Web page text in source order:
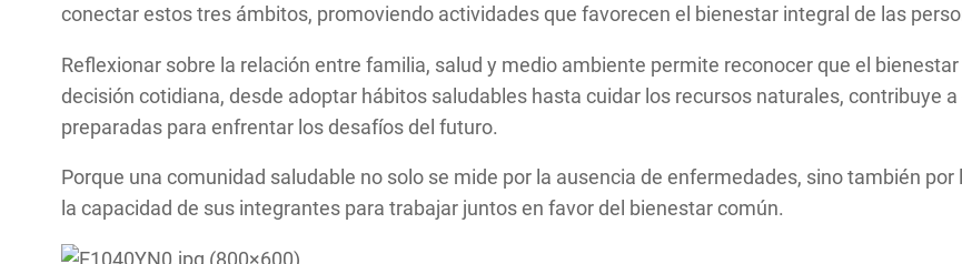
conectar estos tres ámbitos, promoviendo actividades que favorecen el bienestar integral de las
Reflexionar sobre la relación entre familia, salud y medio ambiente permite reconocer que el
decisión cotidiana, desde adoptar hábitos saludables hasta cuidar los recursos naturales, contribuye
preparadas para enfrentar los desafíos del futuro.
Porque una comunidad saludable no solo se mide por la ausencia de enfermedades, sino también
la capacidad de sus integrantes para trabajar juntos en favor del bienestar común.